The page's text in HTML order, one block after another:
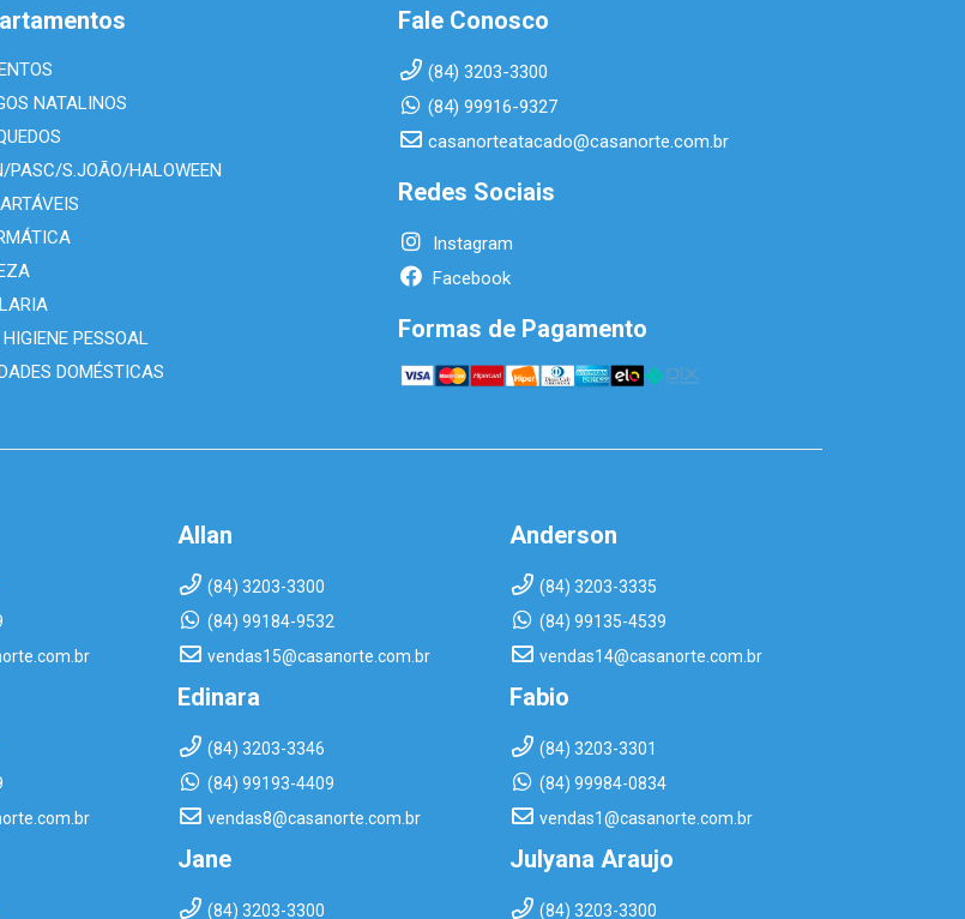
NATALINOS
PASC/S.JOÃO/HALOWEEN
HIGIENE PESSOAL
DOMÉSTICAS
Fale Conosco
(84) 3203-3300
(84) 99916-9327
casanorteatacado@casanorte.com.br
Redes Sociais
Instagram
Facebook
Formas de Pagamento
Allan
(84) 3203-3300
(84) 99184-9532
vendas15@casanorte.com.br
Anderson
(84) 3203-3335
(84) 99135-4539
vendas14@casanorte.com.br
Edinara
(84) 3203-3346
(84) 99193-4409
vendas8@casanorte.com.br
Fabio
(84) 3203-3301
(84) 99984-0834
vendas1@casanorte.com.br
Jane
(84) 3203-3300
Julyana Araujo
(84) 3203-3300